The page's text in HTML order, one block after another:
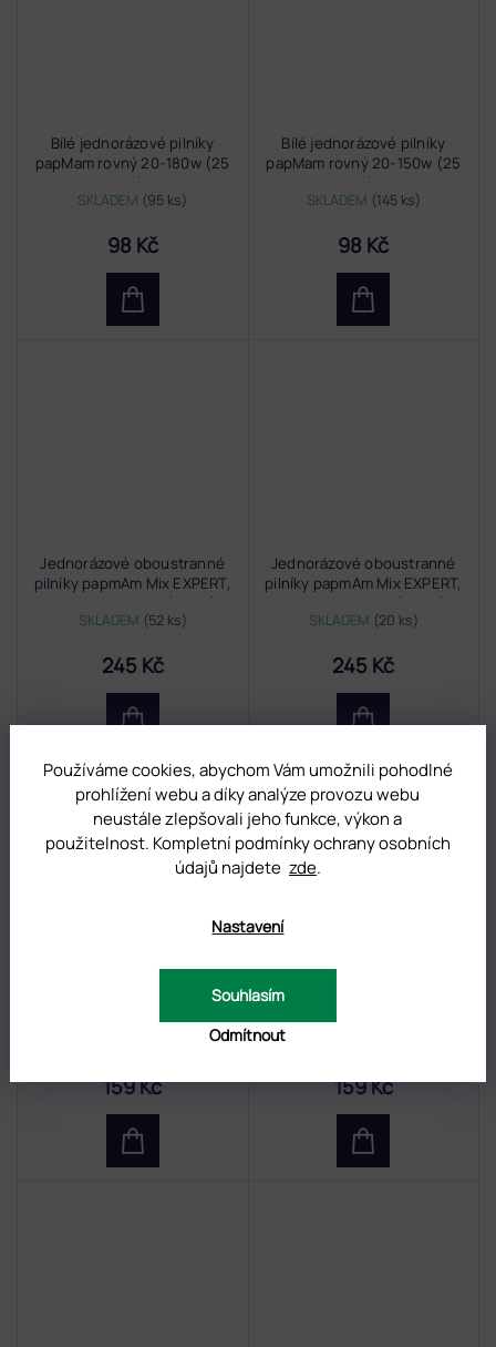
Používáme cookies, abychom Vám umožnili pohodlné
prohlížení webu a díky analýze provozu webu
neustále zlepšovali jeho funkce, výkon a
použitelnost. Kompletní podmínky ochrany osobních
údajů najdete zde.
Nastavení
Odmítnout
Souhlasím
Bílé jednorázové pilníky
papMam rovný 20-180w (25
ks)
SKLADEM (95 ks)
98 Kč
Bílé jednorázové pilníky
papMam rovný 20-150w (25
ks)
SKLADEM (145 ks)
98 Kč
Jednorázové oboustranné
pilníky papmAm Mix EXPERT,
zrnitost 180/240 (50 ks)
SKLADEM (52 ks)
245 Kč
Jednorázové oboustranné
pilníky papmAm Mix EXPERT,
zrnitost 100/180 (50 ks)
SKLADEM (20 ks)
245 Kč
Bílé jednorázové pilníky
papMam rovný 22-240w (50
159 Kč
papMam rovný 22-180w (50
159 Kč